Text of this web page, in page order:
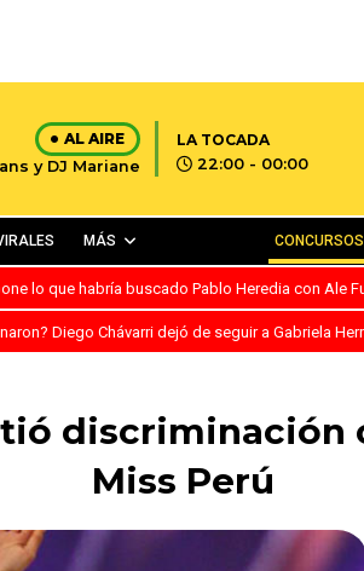
AL AIRE
y DJ Mariane
LA TOCADA
22:00 - 00:00
MÁS CONCURSOS
lo que habría buscado Pablo Heredia con Ale
Diego Chávarri dejó de seguir a Gabriela
discriminación
Miss Perú